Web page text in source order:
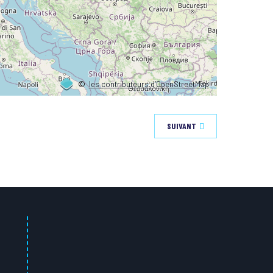
©les contributeurs d’OpenStreetMap
SUIVANT